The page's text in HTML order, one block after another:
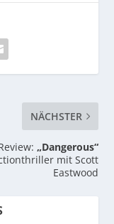
NÄCHSTER
„Dangerous“
mit Scott
Eastwood